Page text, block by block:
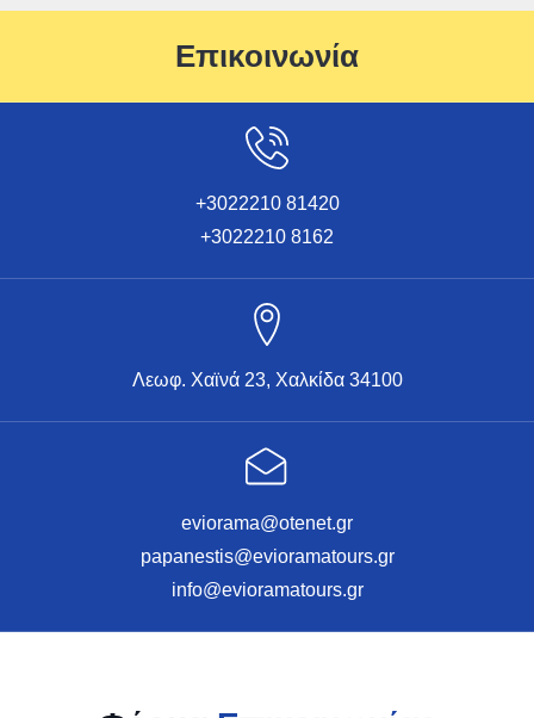
Επικοινωνία
+3022210 81420
+3022210 8162
Λεωφ. Χαϊνά 23, Χαλκίδα 34100
eviorama@otenet.gr
papanestis@evioramatours.gr
info@evioramatours.gr